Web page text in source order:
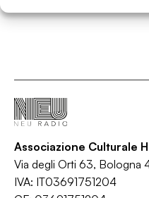
Associazione Culturale
Via degli Orti 63, Bologna
IVA: IT03691751204